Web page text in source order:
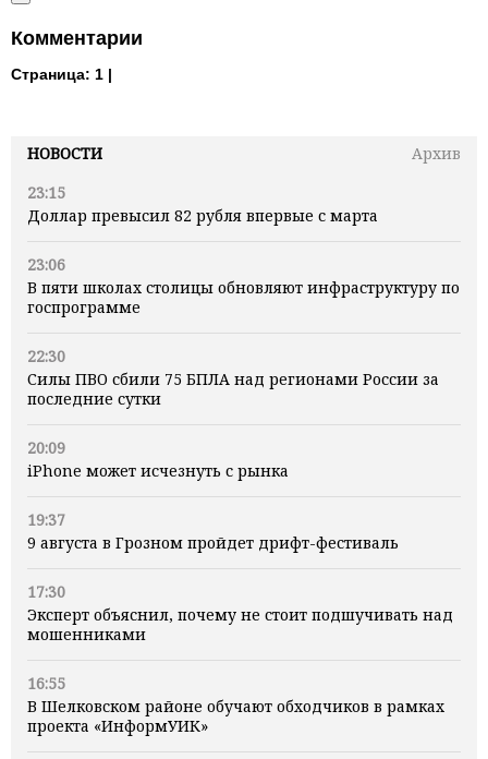
НОВОСТИ
Архив
23:15
Доллар превысил 82 рубля впервые с марта
23:06
В пяти школах столицы обновляют инфраструктуру по
госпрограмме
22:30
Силы ПВО сбили 75 БПЛА над регионами России за
последние сутки
20:09
iPhone может исчезнуть с рынка
19:37
9 августа в Грозном пройдет дрифт-фестиваль
17:30
Эксперт объяснил, почему не стоит подшучивать над
мошенниками
16:55
В Шелковском районе обучают обходчиков в рамках
проекта «ИнформУИК»
Комментарии
Страница: 1 |